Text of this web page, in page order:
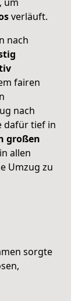
verläuft.
nach
fairen
nach
dafür tief in
großen
allen
Umzug zu
sorgte